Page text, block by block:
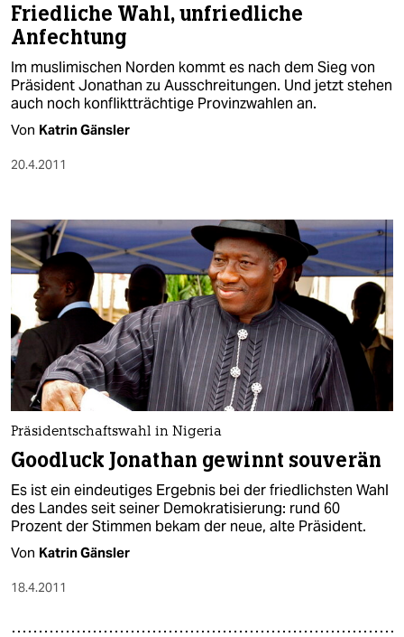
Friedliche Wahl, unfriedliche
Anfechtung
Im muslimischen Norden kommt es nach dem Sieg von
Präsident Jonathan zu Ausschreitungen. Und jetzt stehen
auch noch konfliktträchtige Provinzwahlen an.
Von Katrin Gänsler
20.4.2011
Präsidentschaftswahl in Nigeria
Goodluck Jonathan gewinnt souverän
Es ist ein eindeutiges Ergebnis bei der friedlichsten Wahl
des Landes seit seiner Demokratisierung: rund 60
Prozent der Stimmen bekam der neue, alte Präsident.
Von Katrin Gänsler
18.4.2011